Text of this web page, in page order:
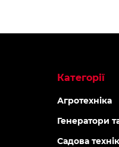
Категорії
Агротехніка
Генератори
Садова